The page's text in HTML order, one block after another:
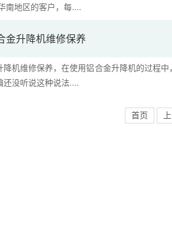
南地区的客户，每....
金升降机维修保养
降机维修保养，在使用铝合金升降机的过程
还没听说这种说法....
首页